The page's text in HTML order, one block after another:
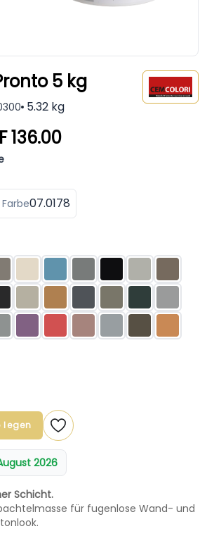
5 kg
5.32 kg
136.00
07.0178
legen
2026
Schicht.
für fugenlose Wand- und